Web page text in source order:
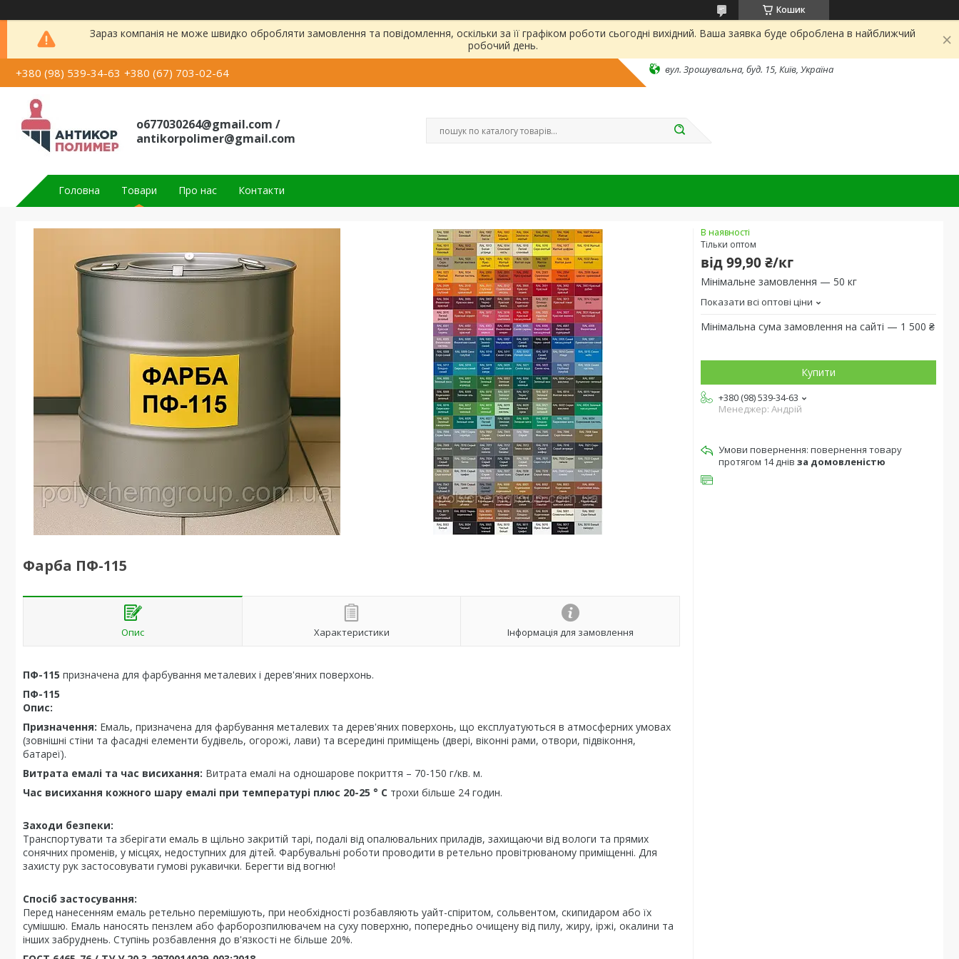
Кошик
Зараз компанія не може швидко обробляти замовлення та повідомлення, оскільки за її графіком роботи сьогодні вихідний. Ваша заявка буде оброблена в найближчий
робочий день.
+380 (98) 539-34-63 +380 (67) 703-02-64 вул. Зрошувальна, буд. 15, Київ, Україна
o677030264@gmail.com /
antikorpolimer@gmail.com
Головна Товари Про нас Контакти
Фарба ПФ-115
Опис Характеристики Інформація для замовлення
ПФ-115 призначена для фарбування металевих і дерев'яних поверхонь.
ПФ-115
Опис:
Призначення: Емаль, призначена для фарбування металевих та дерев'яних поверхонь, що експлуатуються в атмосферних умовах
(зовнішні стіни та фасадні елементи будівель, огорожі, лави) та всередині приміщень (двері, віконні рами, отвори, підвіконня,
батареї).
Витрата емалі та час висихання: Витрата емалі на одношарове покриття – 70-150 г/кв. м.
Час висихання кожного шару емалі при температурі плюс 20-25 ° C трохи більше 24 годин.
Заходи безпеки:
Транспортувати та зберігати емаль в щільно закритій тарі, подалі від опалювальних приладів, захищаючи від вологи та прямих
сонячних променів, у місцях, недоступних для дітей. Фарбувальні роботи проводити в ретельно провітрюваному приміщенні. Для
захисту рук застосовувати гумові рукавички. Берегти від вогню!
Спосіб застосування:
Перед нанесенням емаль ретельно перемішують, при необхідності розбавляють уайт-спіритом, сольвентом, скипидаром або їх
сумішшю. Емаль наносять пензлем або фарборозпилювачем на суху поверхню, попередньо очищену від пилу, жиру, іржі, окалини та
інших забруднень. Ступінь розбавлення до в'язкості не більше 20%.
В наявності
Тільки оптом
від99,90 ₴/кг
Мінімальне замовлення — 50 кг
Показати всі оптові ціни
Мінімальна сума замовлення на сайті — 1 500 ₴
Купити
+380 (98) 539-34-63
Менеджер: Андрій
повернення товару
протягом 14 днів за домовленістю